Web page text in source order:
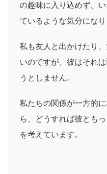
の趣味に入り込めず、
ているような気分になり
私も友人と出かけたり
いのですが、彼はそれ
うとしません。
私たちの関係が一方的
ら、どうすれば彼とも
を考えています。